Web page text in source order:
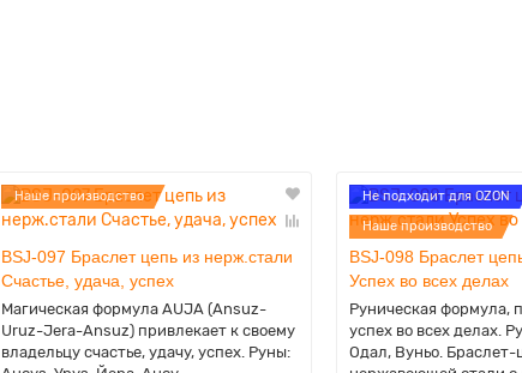
Наше производство
BSJ-097 Браслет цепь из нерж.стали
Счастье, удача, успех
Магическая формула AUJA (Ansuz-
Uruz-Jera-Ansuz) привлекает к своему
владельцу счастье, удачу, успех. Руны:
Не подходит для OZON
Наше производство
BSJ-098 Браслет
Успех во всех делах
Руническая формула,
успех во всех делах.
Одал, Вуньо. Браслет-